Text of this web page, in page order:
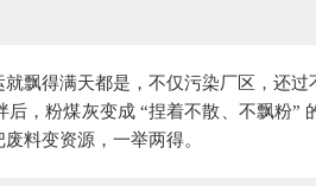
飘得满天都是，不仅污染厂区，还过
，粉煤灰变成 “捏着不散、不飘粉”
料变资源，一举两得。